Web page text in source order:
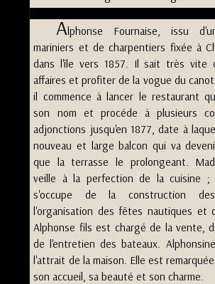
Alphonse Fournaise, issu
mariniers et de charpentiers fixée à
dans l'île vers 1857. Il sait très vite
affaires et profiter de la vogue du
il commence à lancer le restaurant
son nom et procéde à plusieurs
adjonctions jusqu'en 1877, date à
nouveau et large balcon qui va
que la terrasse le prolongeant.
veille à la perfection de la cuisine ;
s'occupe de la construction
l'organisation des fêtes nautiques et
Alphonse fils est chargé de la vente,
de l'entretien des bateaux.
l'attrait de la maison. Elle est
son accueil, sa beauté et son charme.